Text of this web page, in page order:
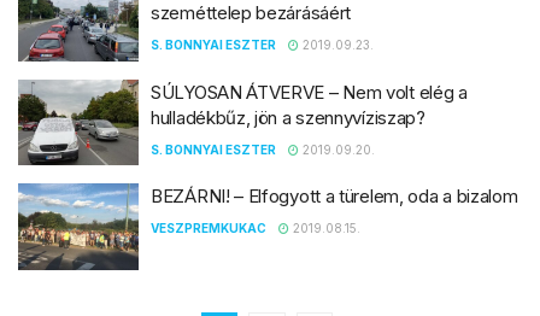
szeméttelep bezárásáért
S. BONNYAI ESZTER 2019.09.23.
SÚLYOSAN ÁTVERVE – Nem volt elég a
hulladékbűz, jön a szennyvíziszap?
S. BONNYAI ESZTER 2019.09.20.
BEZÁRNI! – Elfogyott a türelem, oda a bizalom
VESZPREMKUKAC 2019.08.15.